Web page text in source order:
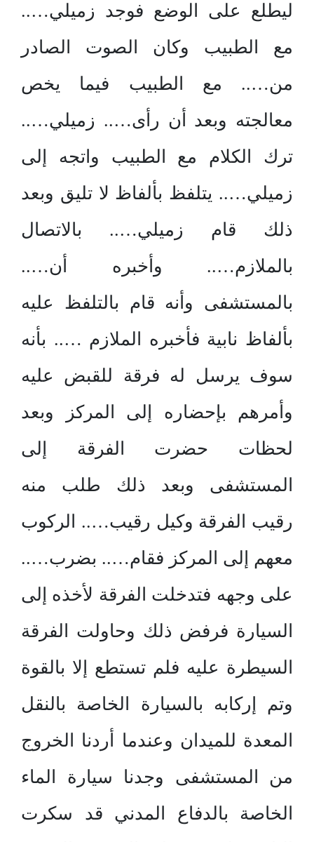
ليطلع على الوضع فوجد زميلي…..
مع الطبيب وكان الصوت الصادر
من….. مع الطبيب فيما يخص
معالجته وبعد أن رأى….. زميلي…..
ترك الكلام مع الطبيب واتجه إلى
زميلي….. يتلفظ بألفاظ لا تليق وبعد
ذلك قام زميلي….. بالاتصال
بالملازم….. وأخبره أن…..
بالمستشفى وأنه قام بالتلفظ عليه
بألفاظ نابية فأخبره الملازم ….. بأنه
سوف يرسل له فرقة للقبض عليه
وأمرهم بإحضاره إلى المركز وبعد
لحظات حضرت الفرقة إلى
المستشفى وبعد ذلك طلب منه
رقيب الفرقة وكيل رقيب….. الركوب
معهم إلى المركز فقام….. بضرب…..
على وجهه فتدخلت الفرقة لأخذه إلى
السيارة فرفض ذلك وحاولت الفرقة
السيطرة عليه فلم تستطع إلا بالقوة
وتم إركابه بالسيارة الخاصة بالنقل
المعدة للميدان وعندما أردنا الخروج
من المستشفى وجدنا سيارة الماء
الخاصة بالدفاع المدني قد سكرت